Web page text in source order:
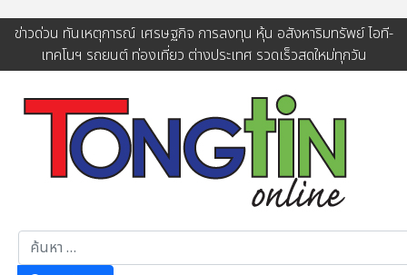
ข่าวด่วน ทันเหตุการณ์ เศรษฐกิจ การลงทุน หุ้น อสังหาริมทรัพย์ ไอที-
เทคโนฯ รถยนต์ ท่องเที่ยว ต่างประเทศ รวดเร็วสดใหม่ทุกวัน